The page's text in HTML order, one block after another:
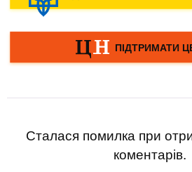
Сталася помилка при
коментарів.